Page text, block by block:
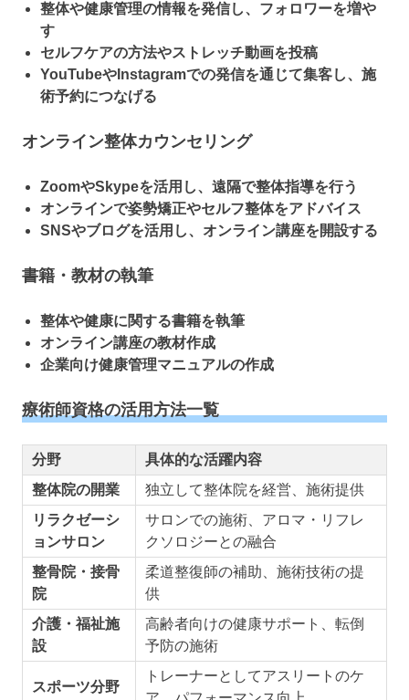
整体や健康管理の情報を発信し、フォロワーを増や
す
セルフケアの方法やストレッチ動画を投稿
YouTubeやInstagramでの発信を通じて集客し、施
術予約につなげる
オンライン整体カウンセリング
ZoomやSkypeを活用し、遠隔で整体指導を行う
オンラインで姿勢矯正やセルフ整体をアドバイス
SNSやブログを活用し、オンライン講座を開設する
書籍・教材の執筆
整体や健康に関する書籍を執筆
オンライン講座の教材作成
企業向け健康管理マニュアルの作成
療術師資格の活用方法一覧
分野
具体的な活躍内容
整体院の開業
独立して整体院を経営、施術提供
リラクゼーシ
ョンサロン
サロンでの施術、アロマ・リフレ
クソロジーとの融合
整骨院・接骨
院
柔道整復師の補助、施術技術の提
供
介護・福祉施
設
高齢者向けの健康サポート、転倒
予防の施術
スポーツ分野
トレーナーとしてアスリートのケ